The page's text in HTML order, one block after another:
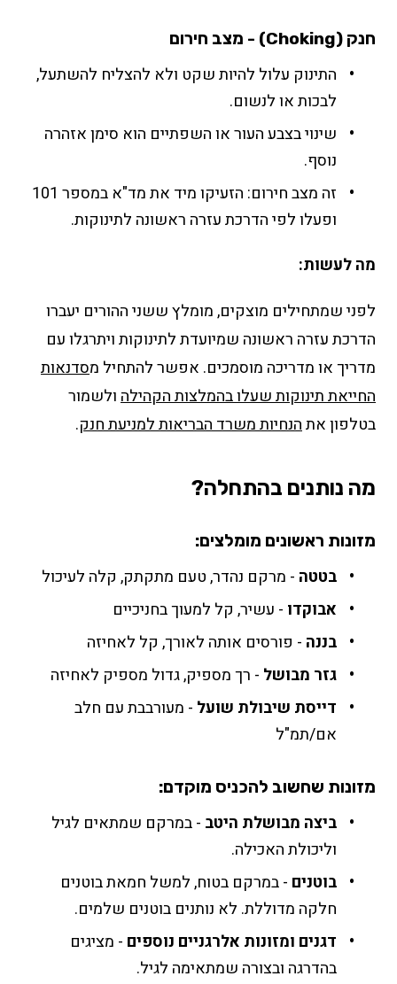
חנק (Choking) - מצב חירום
התינוק עלול להיות שקט ולא להצליח להשתעל,
לבכות או לנשום.
שינוי בצבע העור או השפתיים הוא סימן אזהרה
נוסף.
זה מצב חירום: הזעיקו מיד את מד"א במספר 101
ופעלו לפי הדרכת עזרה ראשונה לתינוקות.
מה לעשות:
לפני שמתחילים מוצקים, מומלץ ששני ההורים יעברו
הדרכת עזרה ראשונה שמיועדת לתינוקות ויתרגלו עם
מדריך או מדריכה מוסמכים. אפשר להתחיל מסדנאות
החייאת תינוקות שעלו בהמלצות הקהילהולשמור
בטלפון אתהנחיות משרד הבריאות למניעת חנק.
מה נותנים בהתחלה?
מזונות ראשונים מומלצים:
בטטה - מרקם נהדר, טעם מתקתק, קלה לעיכול
אבוקדו - עשיר, קל למעוך בחניכיים
בננה - פורסים אותה לאורך, קל לאחיזה
גזר מבושל - רך מספיק, גדול מספיק לאחיזה
דייסת שיבולת שועל - מעורבבת עם חלב
אם/תמ"ל
מזונות שחשוב להכניס מוקדם:
ביצה מבושלת היטב - במרקם שמתאים לגיל
וליכולת האכילה.
בוטנים - במרקם בטוח, למשל חמאת בוטנים
חלקה מדוללת. לא נותנים בוטנים שלמים.
דגנים ומזונות אלרגניים נוספים - מציגים
בהדרגה ובצורה שמתאימה לגיל.